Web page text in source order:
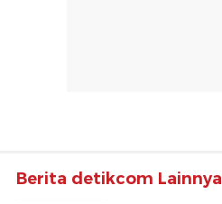
Berita detikcom Lainnya